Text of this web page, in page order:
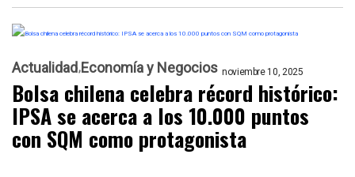
Actualidad Economía y Negocios noviembre 10, 2025
Bolsa chilena celebra récord histórico:
IPSA se acerca a los 10.000 puntos
con SQM como protagonista